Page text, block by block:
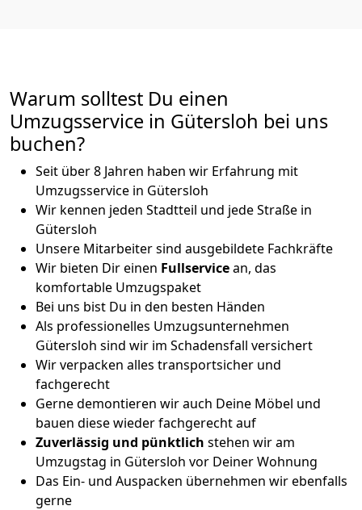
Warum solltest Du einen
Umzugsservice in Gütersloh bei uns
buchen?
Seit über 8 Jahren haben wir Erfahrung mit
Umzugsservice in Gütersloh
Wir kennen jeden Stadtteil und jede Straße in
Gütersloh
Unsere Mitarbeiter sind ausgebildete Fachkräfte
Wir bieten Dir einen Fullservicean, das
komfortable Umzugspaket
Bei uns bist Du in den besten Händen
Als professionelles Umzugsunternehmen
Gütersloh sind wir im Schadensfall versichert
Wir verpacken alles transportsicher und
fachgerecht
Gerne demontieren wir auch Deine Möbel und
bauen diese wieder fachgerecht auf
Zuverlässig und pünktlich stehen wir am
Umzugstag in Gütersloh vor Deiner Wohnung
Das Ein- und Auspacken übernehmen wir ebenfalls
gerne